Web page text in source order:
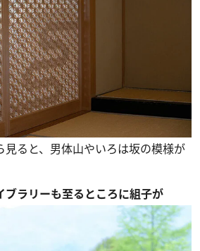
見ると、男体山やいろは坂の模様が
ブラリーも至るところに組子が